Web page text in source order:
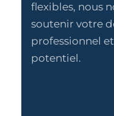
flexibles, nous
soutenir votre
professionnel
potentiel.